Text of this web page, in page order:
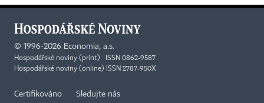
© 1996-2026 Economia, a.s.
Hospodářské noviny (print) ISSN 0862-9587
Hospodářské noviny (online) ISSN 2787-950X
Certifikováno Sledujte nás